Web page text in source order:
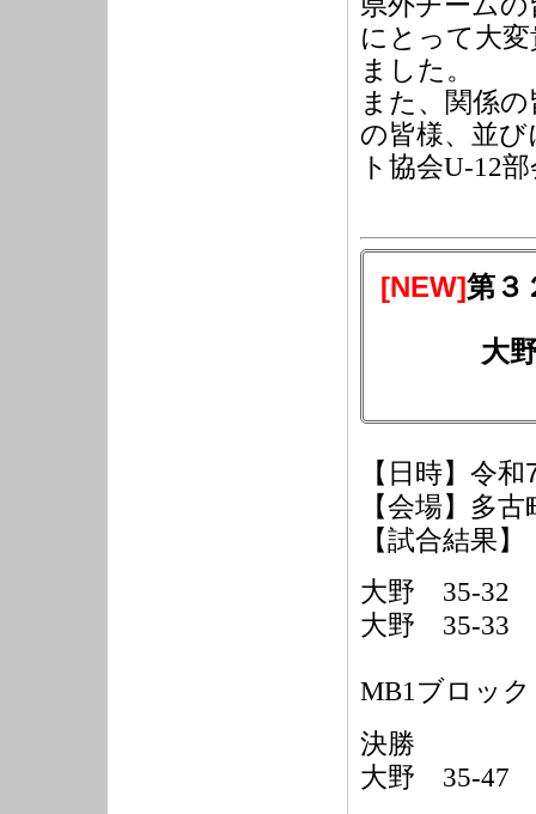
にとって大
ました。
また、関係
の皆様、並
ト協会U-12
[NEW]第３
大
【日時】令和
【会場】多
【試合結果】
大野 35-32
大野 35-33
MB1ブロッ
決勝
大野 35-47